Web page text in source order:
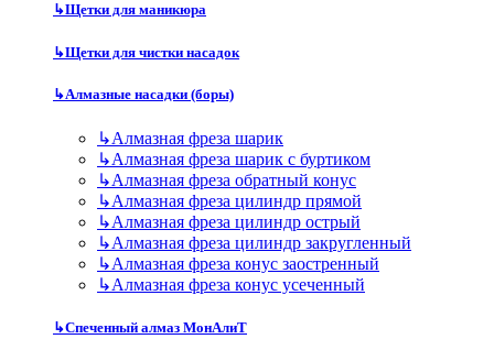
↳Щетки для маникюра
↳Щетки для чистки насадок
↳Алмазные насадки (боры)
↳Алмазная фреза шарик
↳Алмазная фреза шарик с буртиком
↳Алмазная фреза обратный конус
↳Алмазная фреза цилиндр прямой
↳Алмазная фреза цилиндр острый
↳Алмазная фреза цилиндр закругленный
↳Алмазная фреза конус заостренный
↳Алмазная фреза конус усеченный
↳Спеченный алмаз МонАлиТ